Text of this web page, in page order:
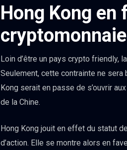
Hong Kong en
Loin d’être un pays crypto friendly,
Seulement, cette contrainte ne
Kong serait en passe de s’ouvrir
de la Chine.
Hong Kong jouit en effet du statut de
d’action. Elle se montre alors en